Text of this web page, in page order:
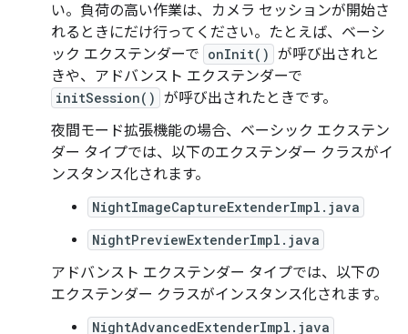
い。負荷の高い作業は、カメラ セッションが開始さ
れるときにだけ行ってください。たとえば、ベーシ
ック エクステンダーで onInit() が呼び出されと
きや、アドバンスト エクステンダーで
initSession() が呼び出されたときです。
夜間モード拡張機能の場合、ベーシック エクステン
ダー タイプでは、以下のエクステンダー クラスがイ
ンスタンス化されます。
NightImageCaptureExtenderImpl.java
NightPreviewExtenderImpl.java
アドバンスト エクステンダー タイプでは、以下の
エクステンダー クラスがインスタンス化されます。
NightAdvancedExtenderImpl.java